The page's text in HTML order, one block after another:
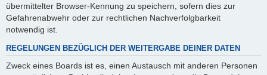
übermittelter Browser-Kennung zu speichern, sofern dies zur
Gefahrenabwehr oder zur rechtlichen Nachverfolgbarkeit
notwendig ist.
REGELUNGEN BEZÜGLICH DER WEITERGABE DEINER DATEN
Zweck eines Boards ist es, einen Austausch mit anderen Personen